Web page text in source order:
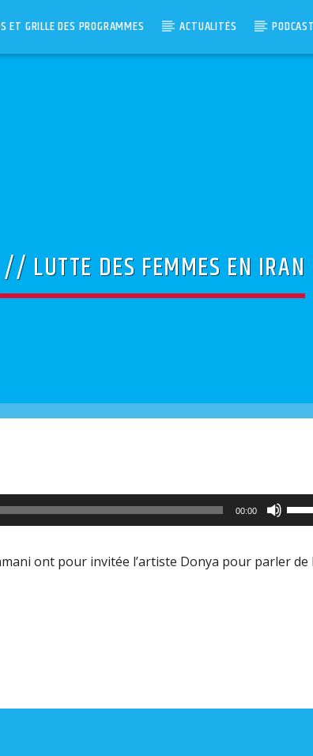
ET GRILLE DES PROGRAMMES ACTUALITÉS
LUTTE DES FEMMES EN IRAN
00:00
les
ont pour invitée l’artiste Donya pour parler de